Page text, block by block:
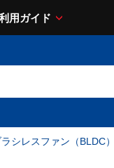
用ガイド
シレスファン（BLDC）